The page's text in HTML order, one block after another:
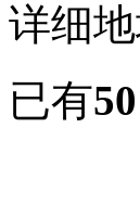
详细
已有